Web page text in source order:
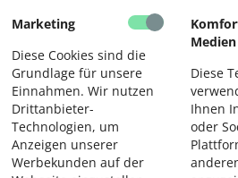
Marketing
Diese Cookies sind die
Grundlage für unsere
Einnahmen. Wir nutzen
Drittanbieter-
Technologien, um
Anzeigen unserer
Werbekunden auf der
Medien
Diese
Ihnen
oder